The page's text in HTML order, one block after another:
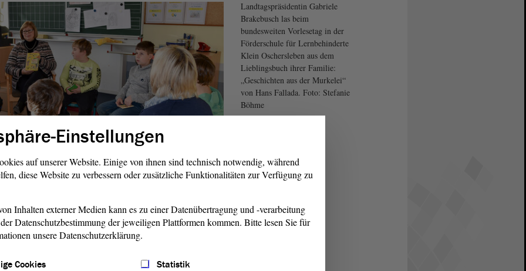
1/4
Landtagspräsidentin Gabriele
Brakebusch las beim
bundesweiten Vorlesetag in der
Förderschule für Lernbehinderte
Klein Oschersleben aus dem
Lieblingsbuch ihrer Familie:
„Geschichten aus der Murkelei“
von Hans Fallada. Foto: Stefanie
Böhme
aus der 2./3. Klasse hat es sehr gut gefallen. Am Ende
eigenen kleinen Büchern gelesen. Der Vorlesetag
statt, immer am dritten Freitag im November. Der
zeigen, wie schön Lesen und Vorlesen ist.
Einstellungen
auf unserer Website. Einige von ihnen sind technisch notwendig, während
diese Website zu verbessern oder zusätzliche Funktionalitäten zur Verfügung zu
Inhalten externer Medien kann es zu einer Datenübertragung und -verarbeitung
Datenschutzbestimmung der jeweiligen Plattformen kommen. Bitte lesen Sie für
unsere Datenschutzerklärung.
Cookies
Statistik